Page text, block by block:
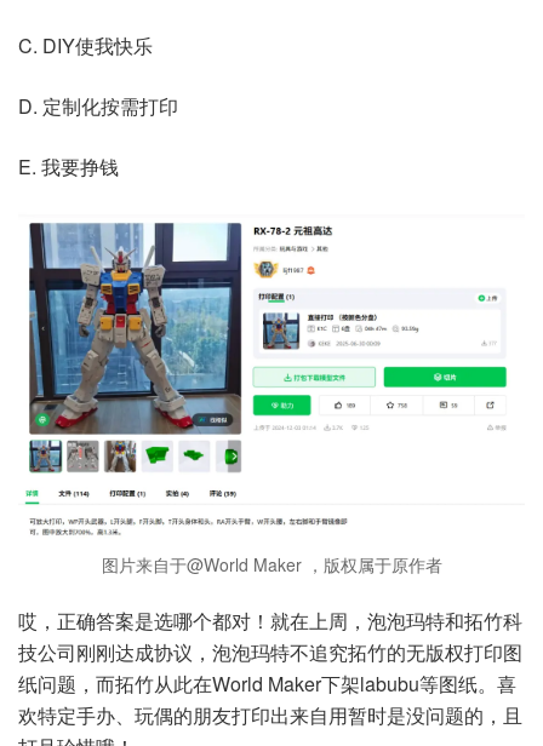
C. DIY使我快乐
D. 定制化按需打印
E. 我要挣钱
图片来自于@World Maker ，版权属于原作者
哎，正确答案是选哪个都对！就在上周，泡泡玛特和拓竹科
技公司刚刚达成协议，泡泡玛特不追究拓竹的无版权打印图
纸问题，而拓竹从此在World Maker下架labubu等图纸。喜
欢特定手办、玩偶的朋友打印出来自用暂时是没问题的，且